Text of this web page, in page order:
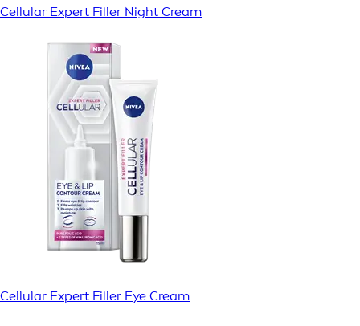
Cellular Expert Filler Night Cream
Cellular Expert Filler Eye Cream